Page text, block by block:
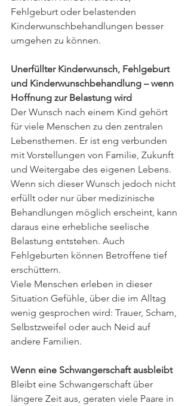
Fehlgeburt oder belastenden
Kinderwunschbehandlungen besser
umgehen zu können.
Unerfüllter Kinderwunsch, Fehlgeburt
und Kinderwunschbehandlung – wenn
Hoffnung zur Belastung wird
Der Wunsch nach einem Kind gehört
für viele Menschen zu den zentralen
Lebensthemen. Er ist eng verbunden
mit Vorstellungen von Familie, Zukunft
und Weitergabe des eigenen Lebens.
Wenn sich dieser Wunsch jedoch nicht
erfüllt oder nur über medizinische
Behandlungen möglich erscheint, kann
daraus eine erhebliche seelische
Belastung entstehen. Auch
Fehlgeburten können Betroffene tief
erschüttern.
Viele Menschen erleben in dieser
Situation Gefühle, über die im Alltag
wenig gesprochen wird: Trauer, Scham,
Selbstzweifel oder auch Neid auf
andere Familien.
Wenn eine Schwangerschaft ausbleibt
Bleibt eine Schwangerschaft über
längere Zeit aus, geraten viele Paare in